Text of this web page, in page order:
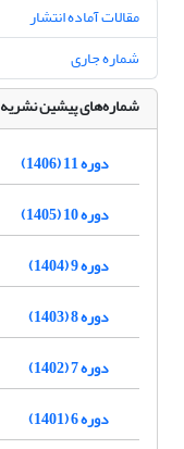
مقالات آماده انتشار
شماره جاری
شماره‌های پیشین نشریه
دوره 11 (1406)
دوره 10 (1405)
دوره 9 (1404)
دوره 8 (1403)
دوره 7 (1402)
دوره 6 (1401)